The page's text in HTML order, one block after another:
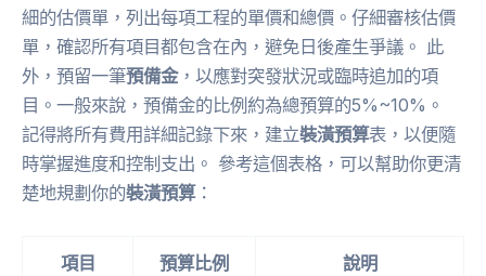
細的估價單，列出每項工程的單價和總價。仔細審核估價
單，確認所有項目都包含在內，避免日後產生爭議。 此
外，預留一筆預備金，以應對突發狀況或臨時追加的項
目。一般來說，預備金的比例約為總預算的5%~10%。
記得將所有費用詳細記錄下來，建立裝潢預算表，以便隨
時掌握進度和控制支出。 參考這個表格，可以幫助你更清
楚地規劃你的裝潢預算：
項目 預算比例 說明